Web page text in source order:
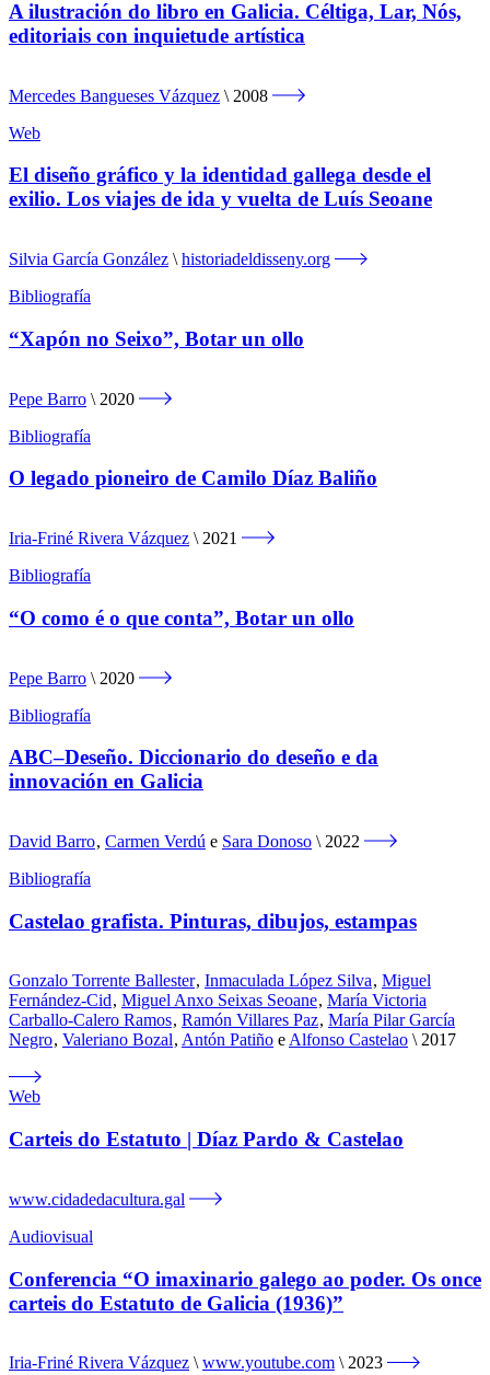
A ilustración do libro en Galicia. Céltiga, Lar, Nós,
editoriais con inquietude artística
Mercedes Bangueses Vázquez
2008
Web
El diseño gráfico y la identidad gallega desde el
exilio. Los viajes de ida y vuelta de Luís Seoane
Silvia García González
historiadeldisseny.org
Bibliografía
“Xapón no Seixo”, Botar un ollo
Pepe Barro
2020
Bibliografía
O legado pioneiro de Camilo Díaz Baliño
Iria-Friné Rivera Vázquez
2021
Bibliografía
“O como é o que conta”, Botar un ollo
Pepe Barro
2020
Bibliografía
ABC–Deseño. Diccionario do deseño e da
innovación en Galicia
David Barro, Carmen Verdú e Sara Donoso
2022
Bibliografía
Castelao grafista. Pinturas, dibujos, estampas
Gonzalo Torrente Ballester, Inmaculada López Silva, Miguel
Fernández-Cid, Miguel Anxo Seixas Seoane, María Victoria
Carballo-Calero Ramos, Ramón Villares Paz, María Pilar García
Negro, Valeriano Bozal, Antón Patiño e Alfonso Castelao 2017
Web
Carteis do Estatuto | Díaz Pardo & Castelao
www.cidadedacultura.gal
Audiovisual
Conferencia “O imaxinario galego ao poder. Os once
carteis do Estatuto de Galicia (1936)”
Iria-Friné Rivera Vázquez www.youtube.com 2023